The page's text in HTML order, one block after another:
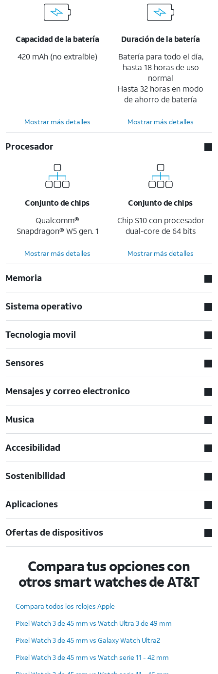
Capacidad de la batería
420 mAh (no extraíble)
Duración de la batería
Batería para todo el día,
hasta 18 horas de uso
normal
Hasta 32 horas en modo
de ahorro de batería
Mostrar más detalles Mostrar más detalles
Procesador
Conjunto de chips
Qualcomm®
Snapdragon® W5 gen. 1
Conjunto de chips
Chip S10 con procesador
dual-core de 64 bits
Mostrar más detalles Mostrar más detalles
Memoria
Sistema operativo
Tecnologia movil
Sensores
Mensajes y correo electronico
Musica
Accesibilidad
Sostenibilidad
Aplicaciones
Ofertas de dispositivos
Compara tus opciones con
otros smart watches de AT&T
Compara todos los relojes Apple
Pixel Watch 3 de 45 mm vs Watch Ultra 3 de 49 mm
Pixel Watch 3 de 45 mm vs Galaxy Watch Ultra2
Pixel Watch 3 de 45 mm vs Watch serie 11 - 42 mm